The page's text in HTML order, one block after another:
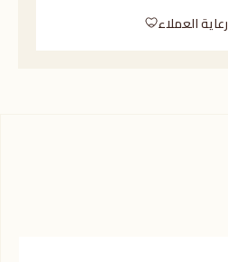
العملاء